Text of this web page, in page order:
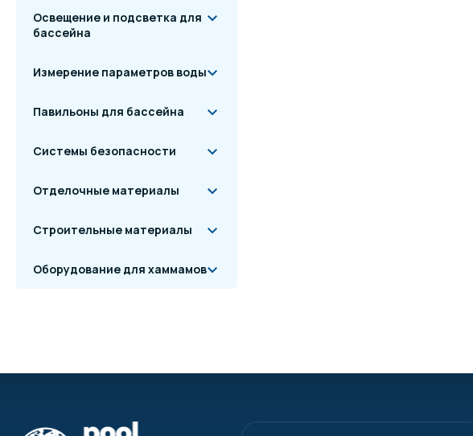
Освещение и подсветка для
бассейна
Измерение параметров воды
Павильоны для бассейна
Системы безопасности
Отделочные материалы
Строительные материалы
Оборудование для хаммамов